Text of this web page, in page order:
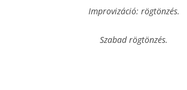
Improvizáció: rögtönzés.
Szabad rögtönzés.